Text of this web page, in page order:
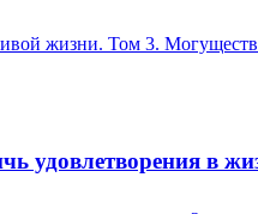
удовлетворения в